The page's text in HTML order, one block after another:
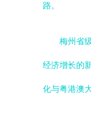
路。
梅州省
经济增长的
化与粤港澳